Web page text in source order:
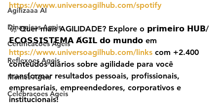
Agilizaaa AI
Dinamicas Ageis
Certificacoes Ageis
Reflexoes Ageis
Memes Ageis
Celebracoes Ageis
https://www.universoagilhub.com/spotify
🚀 Quer mais AGILIDADE? Explore o 𝗽𝗿𝗶𝗺𝗲𝗶𝗿𝗼 𝗛𝗨𝗕/
𝗘𝗖𝗢𝗦𝗦𝗜𝗦𝗧𝗘𝗠𝗔 𝗔́𝗚𝗜𝗟 𝗱𝗼 𝗺𝘂𝗻𝗱𝗼 em
https://www.universoagilhub.com/links com +2.400
conteúdos diários sobre agilidade para você
transformar resultados pessoais, profissionais,
empresariais, empreendedores, corporativos e
institucionais!